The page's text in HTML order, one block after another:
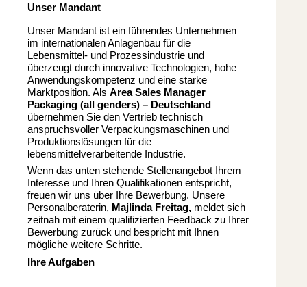
Unser Mandant
Unser Mandant ist ein führendes Unternehmen
im internationalen Anlagenbau für die
Lebensmittel- und Prozessindustrie und
überzeugt durch innovative Technologien, hohe
Anwendungskompetenz und eine starke
Marktposition. Als Area Sales Manager
Packaging (all genders) – Deutschland
übernehmen Sie den Vertrieb technisch
anspruchsvoller Verpackungsmaschinen und
Produktionslösungen für die
lebensmittelverarbeitende Industrie.
Wenn das unten stehende Stellenangebot Ihrem
Interesse und Ihren Qualifikationen entspricht,
freuen wir uns über Ihre Bewerbung. Unsere
Personalberaterin, Majlinda Freitag, meldet sich
zeitnah mit einem qualifizierten Feedback zu Ihrer
Bewerbung zurück und bespricht mit Ihnen
mögliche weitere Schritte.
Ihre Aufgaben